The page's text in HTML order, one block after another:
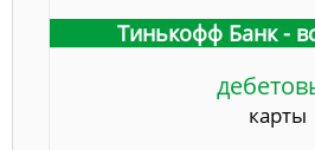
Тинькофф Банк -
карты